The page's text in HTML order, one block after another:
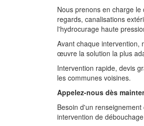
Nous prenons en charge
regards, canalisations
l'hydrocurage haute
Avant chaque intervention,
œuvre la solution la plus
Intervention rapide, devis
les communes voisines.
Appelez-nous dès
Besoin d'un
intervention de